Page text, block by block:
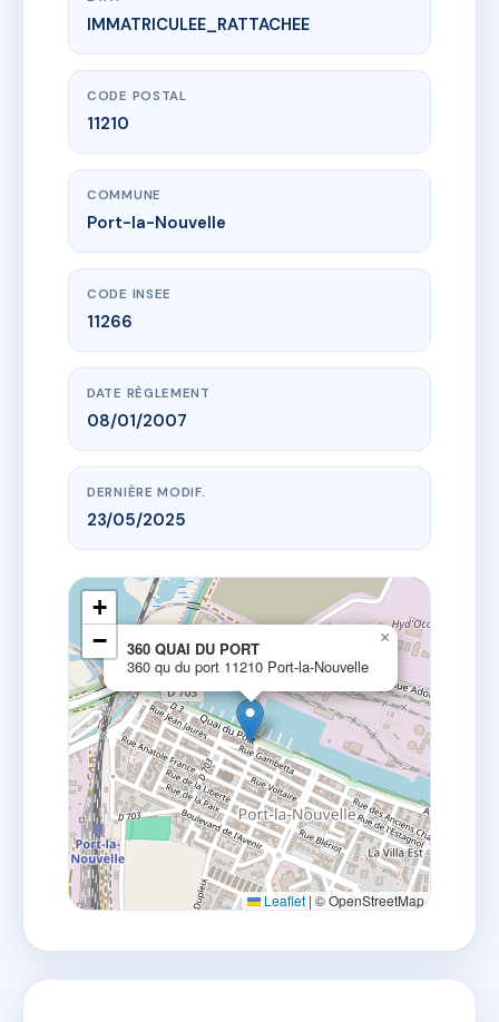
www.vme.plus/AF3860525
360 QUAI DU PORT
360 qu du port11210 Port-la-Nouvelle
IMMATRICULEE_RATTACHEE
CODE POSTAL
11210
COMMUNE
Port-la-Nouvelle
CODE INSEE
11266
DATE RÈGLEMENT
08/01/2007
DERNIÈRE MODIF.
23/05/2025
360 QUAI DU PORT
360 qu du port 11210 Port-la-Nouvelle
×
+
−
Leaflet | © OpenStreetMap